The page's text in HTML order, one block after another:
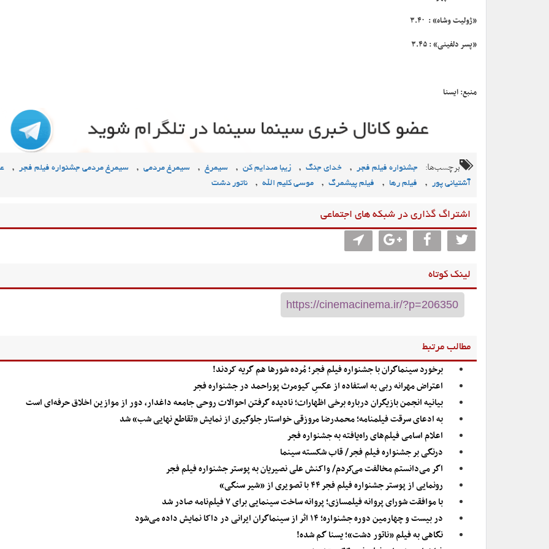
«ژولیت وشاه» : ۳.۴۰
«پسر دلفینی» : ۳.۴۵
منبع: ایسنا
برچسب‌ها: جشنواره فیلم فجر , خدای جنگ , زیبا صدایم کن , سیمرغ , سیمرغ مردمی , سیمرغ مردمی جشنواره فیلم فجر ,
آشتیانی پور , فیلم رها , فیلم پیشمرگ , موسی کلیم الله , ناتور دشت
اشتراگ گذاری در شبکه های اجتماعی
لینک کوتاه
مطالب مرتبط
برخورد سینماگران با جشنواره فیلم فجر؛ مُرده شورها هم گریه کردند!
اعتراض مهرانه ربی به استفاده از عکسِ کیومرث پوراحمد در جشنواره فجر
بیانیه انجمن بازیگران درباره برخی اظهارات؛ نادیده گرفتن احوالات روحی جامعه داغدار، دور از موازین اخلاق حرفه‌ای است
به ادعای سرقت فیلمنامه؛ محمدرضا مروزقی خواستار جلوگیری از نمایش «تقاطع نهایی شب» شد
اعلام اسامی فیلم‌های راه‌یافته به جشنواره فجر
درنگی بر جشنواره فیلم فجر/ قاب شکسته سینما
اگر می‌دانستم مخالفت می‌کردم/ واکنش علی نصیریان به پوستر جشنواره فیلم فجر
رونمایی از پوستر جشنواره فیلم فجر ۴۴ با تصویری از «شیر سنگی»
با موافقت شورای پروانه فیلمسازی؛ پروانه ساخت سینمایی برای ۷ فیلم‌‌نامه صادر شد
در بیست و چهارمین دوره جشنواره؛ ۱۴ اثر از سینماگران ایرانی در داکا نمایش داده می‌شود
نگاهی به فیلم «ناتور دشت»؛ یسنا گم شده!